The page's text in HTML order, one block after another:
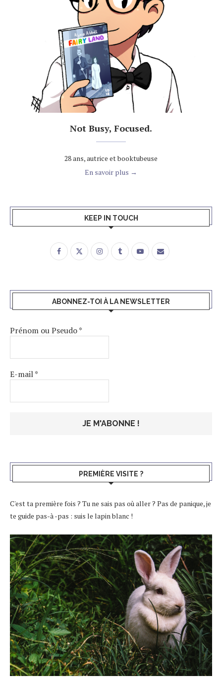
Not Busy, Focused.
28 ans, autrice et booktubeuse
En savoir plus →
KEEP IN TOUCH
ABONNEZ-TOI À LA NEWSLETTER
Prénom ou Pseudo*
E-mail*
PREMIÈRE VISITE ?
C'est ta première fois ? Tu ne sais pas où aller ? Pas de panique, je
te guide pas-à -pas : suis le lapin blanc !